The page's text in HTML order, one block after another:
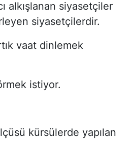
alkışlanan siyasetçiler
siyasetçilerdir.
vaat dinlemek
istiyor.
kürsülerde yapılan